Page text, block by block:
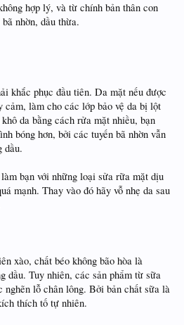
hợp lý, và từ chính bản thân con
nhờn, dầu thừa.
khắc phục đầu tiên. Da mặt nếu được
cảm, làm cho các lớp bảo vệ da bị lột
da bằng cách rửa mặt nhiều, bạn
bóng hơn, bởi các tuyến bã nhờn vẫn
dầu.
bạn với những loại sửa rữa mặt dịu
mạnh. Thay vào đó hãy vỗ nhẹ da sau
xào, chất béo không bão hòa là
dầu. Tuy nhiên, các sản phẩm từ sữa
nghẽn lỗ chân lông. Bởi bản chất sữa là
thích tố tự nhiên.